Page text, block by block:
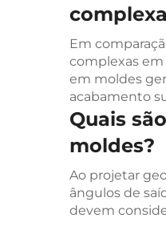
Em
complexas em
em moldes
acabamento
Quais
moldes?
Ao projetar
ângulos de
devem